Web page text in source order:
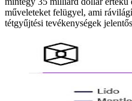
műveleteket felügyel, ami
tétgyűjtési tevékenységek